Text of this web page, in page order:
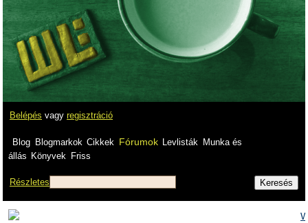
Belépés vagy regisztráció
Blog Blogmarkok Cikkek Fórumok Levlisták
Munka és
állás Könyvek Friss
Részletes